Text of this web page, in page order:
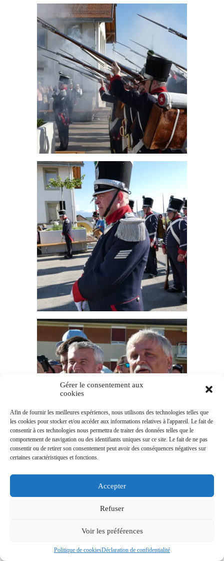
Gérer le consentement aux
cookies
Afin de fournir les meilleures expériences, nous utilisons des technologies telles que
les cookies pour stocker et/ou accéder aux informations relatives à l'appareil. Le fait de
consentir à ces technologies nous permettra de traiter des données telles que le
comportement de navigation ou des identifiants uniques sur ce site. Le fait de ne pas
consentir ou de retirer son consentement peut avoir des conséquences négatives sur
certaines caractéristiques et fonctions.
Accepter
Refuser
Voir les préférences
Politique de cookiesDéclaration de confidentialité